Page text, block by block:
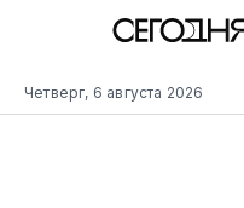
Четверг, 6 августа 2026